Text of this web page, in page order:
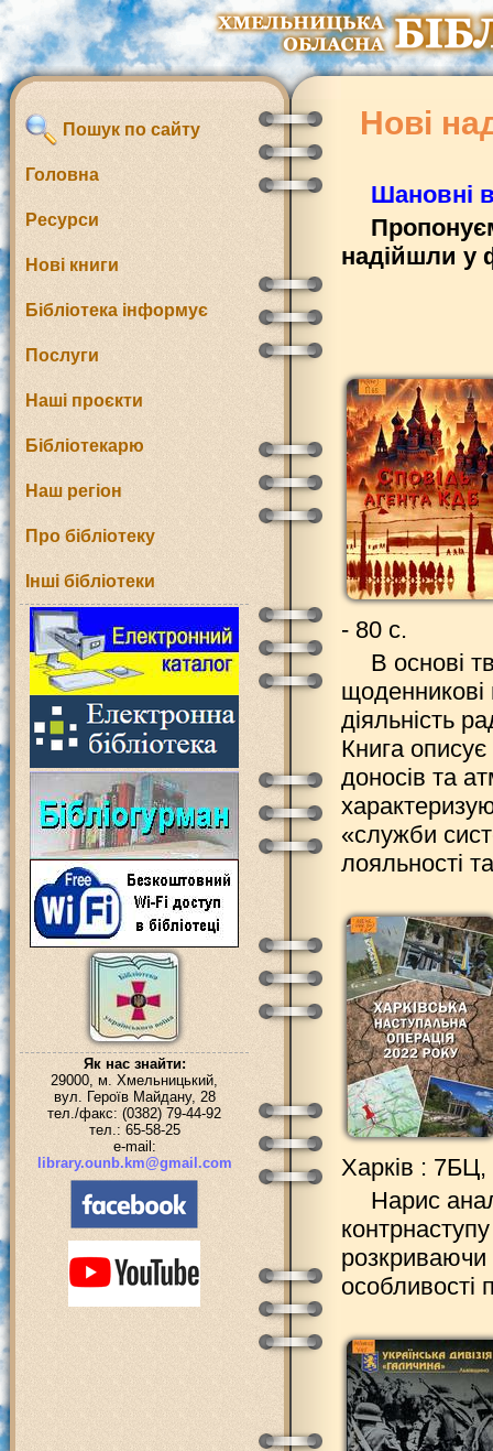
Пошук по сайту
Головна
Ресурси
Нові книги
Бібліотека інформує
Послуги
Наші проєкти
Бібліотекарю
Наш регіон
Про бібліотеку
Інші бібліотеки
Як нас знайти:
29000, м. Хмельницький,
вул. Героїв Майдану, 28
тел./факс: (0382) 79-44-92
тел.: 65-58-25
e-mail:
library.ounb.km@gmail.com
Нові
Шановні
надійшли у
- 80 с.
В основі
щоденникові
діяльність
Книга
доносів та
«служби
лояльності
Харків : 7БЦ,
Нарис
розкриваючи
особливості